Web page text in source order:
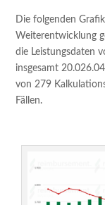
Die folgenden
Weiterentwicklung
die Leistungsdaten
insgesamt
von 279
Fällen.